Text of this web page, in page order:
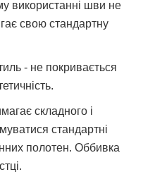
використанні шви не
свою стандартну
- не покривається
складного і
стандартні
полотен. Оббивка